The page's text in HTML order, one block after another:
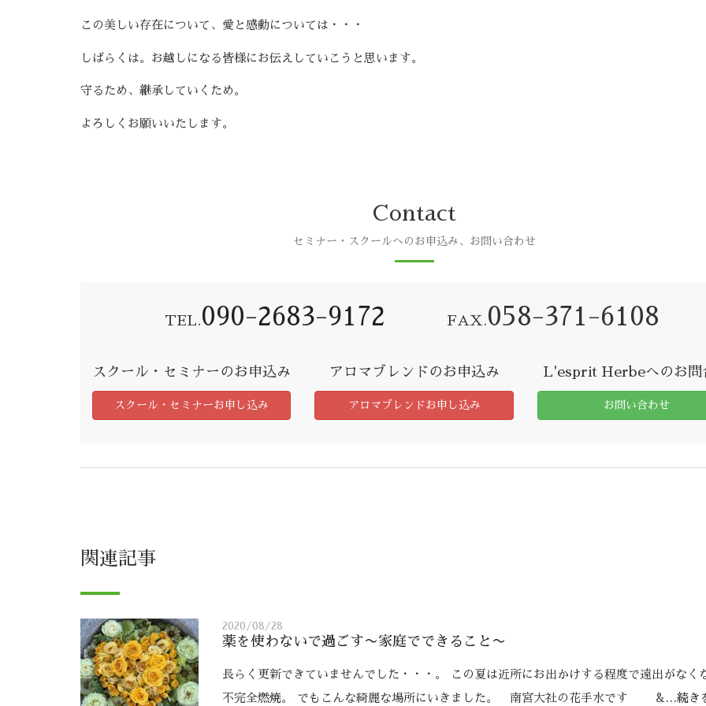
この美しい存在について、愛と感動については・・・
しばらくは。お越しになる皆様にお伝えしていこうと思います。
守るため、継承していくため。
よろしくお願いいたします。
Contact
セミナー・スクールへのお申込み、お問い合わせ
TEL.090-2683-9172 FAX.058-371-6108
スクール・セミナーのお申込み
スクール・セミナーお申し込み
アロマブレンドのお申込み
アロマブレンドお申し込み
L'esprit Herbeへのお問
お問い合わせ
関連記事
2020/08/28
薬を使わないで過ごす〜家庭でできること〜
長らく更新できていませんでした・・・。 この夏は近所にお出かけする程度で遠出がなく
不完全燃焼。 でもこんな綺麗な場所にいきました。 南宮大社の花手水です & …続き